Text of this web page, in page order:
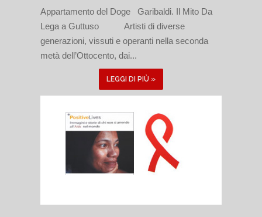
Appartamento del Doge Garibaldi. Il Mito Da
Lega a Guttuso Artisti di diverse
generazioni, vissuti e operanti nella seconda
metà dell’Ottocento, dai...
LEGGI DI PIÙ »